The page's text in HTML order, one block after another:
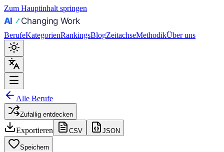
Zum Hauptinhalt springen
BerufeKategorienRankingsBlogZeitachseMethodikÜber uns
Alle Berufe
Zufallig entdecken
Exportieren CSV JSON
Speichern